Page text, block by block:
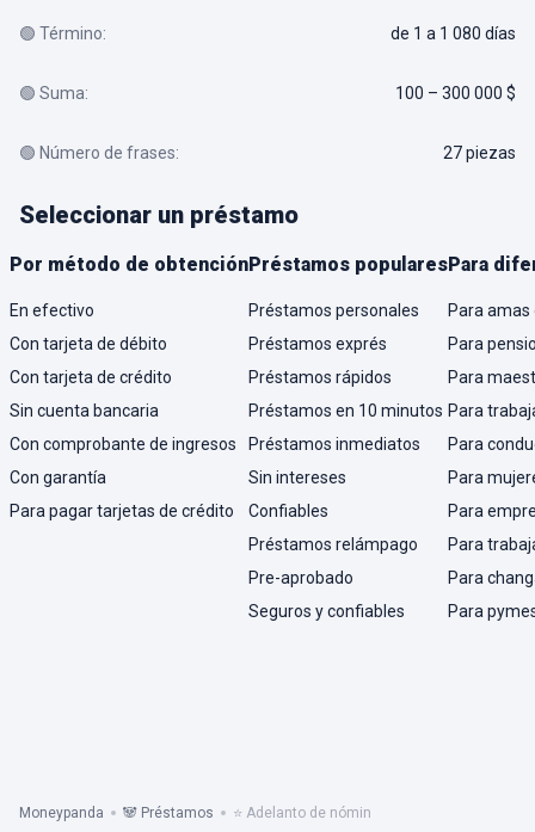
🟢 Término: de 1 a 1 080 días
🟢 Suma: 100 – 300 000 $
🟢 Número de frases: 27 piezas
Seleccionar un préstamo
Por método de obtención
En efectivo
Con tarjeta de débito
Con tarjeta de crédito
Sin cuenta bancaria
Con comprobante de ingresos
Con garantía
Para pagar tarjetas de crédito
Préstamos populares
Préstamos personales
Préstamos exprés
Préstamos rápidos
Préstamos en 10 minutos
Préstamos inmediatos
Sin intereses
Confiables
Préstamos relámpago
Pre-aprobado
Seguros y confiables
Para
Para amas
Para
Para
Para
Para
Para
Para
Para
Para
Para
Moneypanda 🐼 Préstamos ⭐ Adelanto de nómin